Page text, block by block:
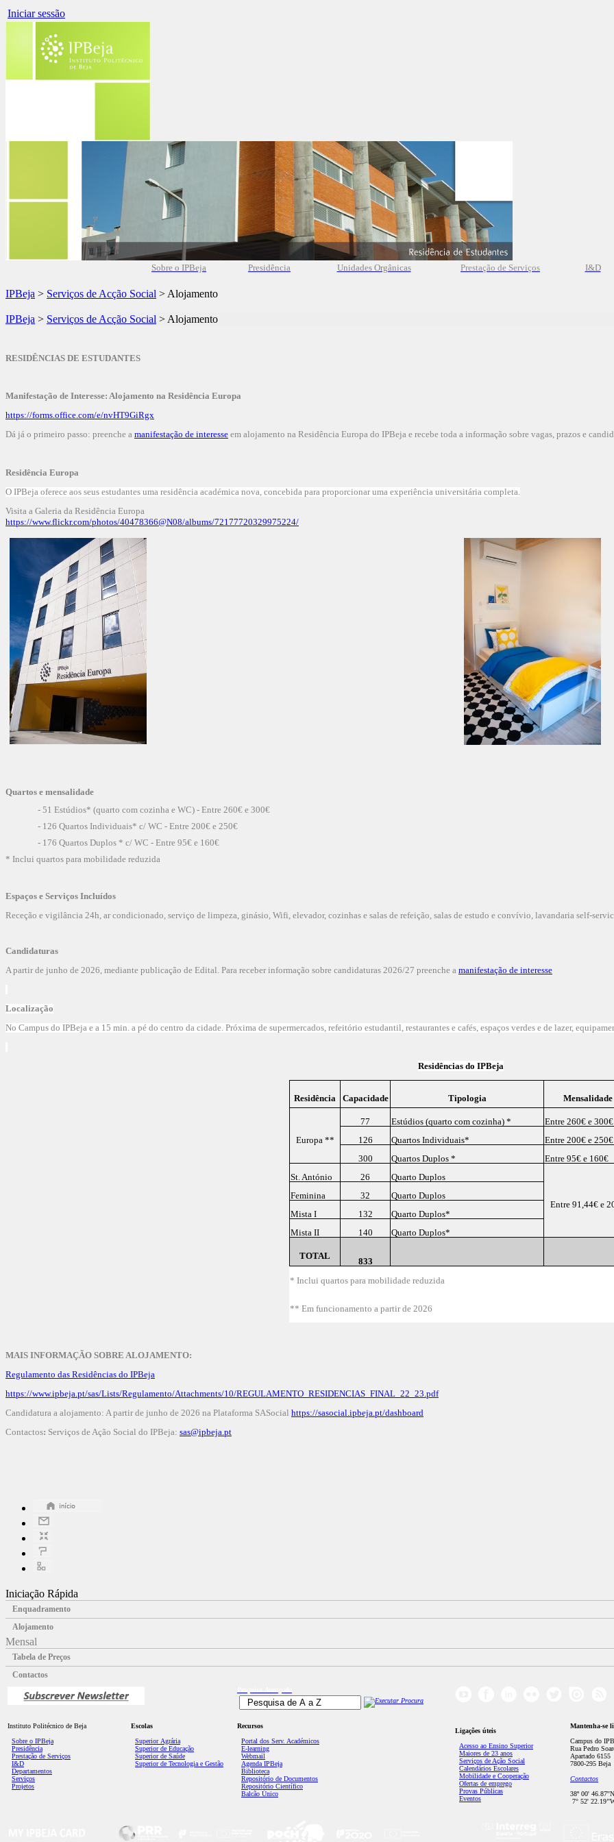
Iniciar sessão
Sobre o IPBeja Presidência Unidades Orgânicas Prestação de Serviços I&D
IPBeja > Serviços de Acção Social > Alojamento
IPBeja > Serviços de Acção Social > Alojamento
RESIDÊNCIAS DE ESTUDANTES
Manifestação de Interesse: Alojamento na Residência Europa
https://forms.office.com/e/nvHT9GiRgx
Dá já o primeiro passo: preenche a manifestação de interesse em alojamento na Residência Europa do IPBeja e recebe toda a informação sobre vagas, prazos e
Residência Europa
O IPBeja oferece aos seus estudantes uma residência académica nova, concebida para proporcionar uma experiência universitária completa.
Visita a Galeria da Residência Europa
https://www.flickr.com/photos/40478366@N08/albums/72177720329975224/
Quartos e mensalidade
- 51 Estúdios* (quarto com cozinha e WC) - Entre 260€ e 300€
- 126 Quartos Individuais* c/ WC - Entre 200€ e 250€
- 176 Quartos Duplos * c/ WC - Entre 95€ e 160€
* Inclui quartos para mobilidade reduzida
Espaços e Serviços Incluídos
Receção e vigilância 24h, ar condicionado, serviço de limpeza, ginásio, Wifi, elevador, cozinhas e salas de refeição, salas de estudo e convívio, lavandaria self-
Candidaturas
A partir de junho de 2026, mediante publicação de Edital. Para receber informação sobre candidaturas 2026/27 preenche a manifestação de interesse
Localização
No Campus do IPBeja e a 15 min. a pé do centro da cidade. Próxima de supermercados, refeitório estudantil, restaurantes e cafés, espaços verdes e de lazer,
Residências do IPBeja
Residência Capacidade Tipologia Mensalidade
Europa **
77 Estúdios (quarto com cozinha) *
Entre 260€ e 300€
126
Quartos Individuais*
Entre 200€ e 250€
300
Quartos Duplos *
Entre 95€ e 160€
St. António
26 Quarto Duplos
Entre 91,44€ e
Feminina 32
Quarto Duplos
Mista I
132
Quarto Duplos*
Mista II
140 Quarto Duplos*
TOTAL
833
* Inclui quartos para mobilidade reduzida
** Em funcionamento a partir de 2026
MAIS INFORMAÇÃO SOBRE ALOJAMENTO:
Regulamento das Residências do IPBeja
https://www.ipbeja.pt/sas/Lists/Regulamento/Attachments/10/REGULAMENTO_RESIDENCIAS_FINAL_22_23.pdf
Candidatura a alojamento: A partir de junho de 2026 na Plataforma SASocial https://sasocial.ipbeja.pt/dashboard
Contactos: Serviços de Ação Social do IPBeja: sas@ipbeja.pt
Iniciação Rápida
Enquadramento
Alojamento
Mensal
Tabela de Preços
Contactos
Instituto Politécnico de Beja
Sobre o IPBeja
Presidência
Prestação de Serviços
I&D
Departamentos
Serviços
Projetos
Escolas
Superior Agrária
Superior de Educação
Superior de Saúde
Superior de Tecnologia e Gestão
Recursos
Portal dos Serv. Académicos
E-learning
Webmail
Agenda IPBeja
Biblioteca
Repositório de Documentos
Repositório Científico
Balcão Único
Ligações úteis
Acesso ao Ensino Superior
Maiores de 23 anos
Serviços de Ação Social
Calendários Escolares
Mobilidade e Cooperação
Ofertas de emprego
Provas Públicas
Eventos
Mantenha-se
Campus do
Rua Pedro
Apartado 6155
7800-295 Beja
Contactos
38º 00' 46.87''N
7° 52'